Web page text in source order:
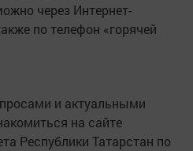
через Интернет-
по телефон «горячей
и актуальными
на сайте
Республики Татарстан по